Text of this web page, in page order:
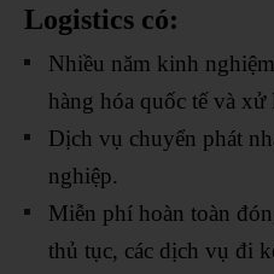
Logistics có:
Nhiều năm kinh
hàng hóa quốc tế và
Dịch vụ chuyển phát
nghiệp.
Miễn phí hoàn toàn
thủ tục, các dịch vụ đi